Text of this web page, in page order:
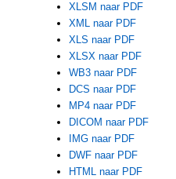
XLSM naar PDF
XML naar PDF
XLS naar PDF
XLSX naar PDF
WB3 naar PDF
DCS naar PDF
MP4 naar PDF
DICOM naar PDF
IMG naar PDF
DWF naar PDF
HTML naar PDF